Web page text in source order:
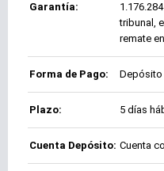
Garantía:
tribunal,
remate
Forma de Pago: Depósito
Plazo: 5 días
Cuenta Depósito: Cuenta